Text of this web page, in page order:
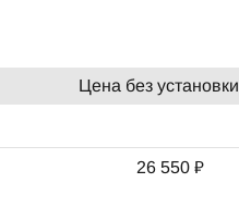
Цена без установки
26 550 ₽